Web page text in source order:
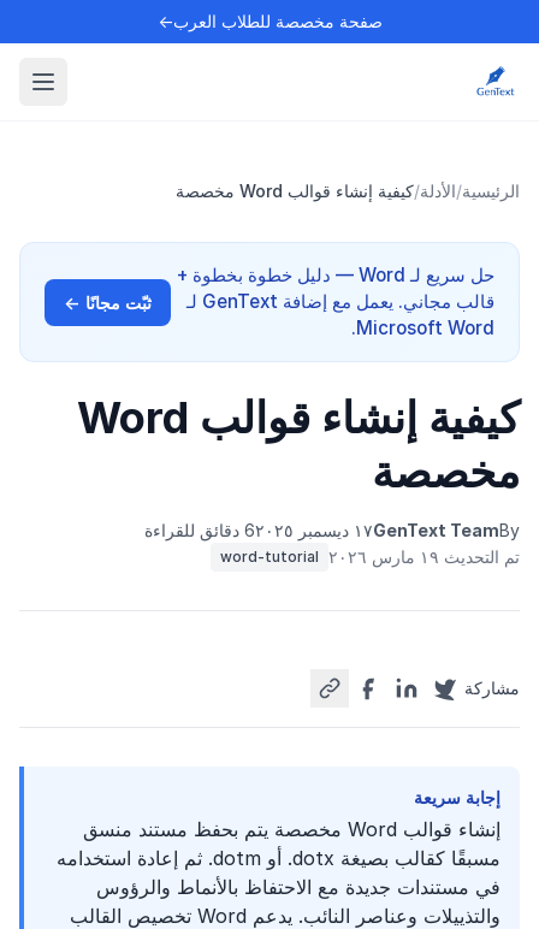
صفحة مخصصة للطلاب العرب←
الرئيسية/الأدلة/كيفية إنشاء قوالب Word مخصصة
حل سريع لـ Word — دليل خطوة بخطوة +
قالب مجاني. يعمل مع إضافة GenText لـ
Microsoft Word.
ثبّت مجانًا ←
كيفية إنشاء قوالب Word
مخصصة
By
GenText Team١٧ ديسمبر ٢٠٢٥
6 دقائق للقراءة
تم التحديث ١٩ مارس ٢٠٢٦
word-tutorial
مشاركة
إجابة سريعة
إنشاء قوالب Word مخصصة يتم بحفظ مستند منسق
مسبقًا كقالب بصيغة ‎.dotx‎ أو ‎.dotm‎ ثم إعادة استخدامه
في مستندات جديدة مع الاحتفاظ بالأنماط والرؤوس
والتذييلات وعناصر النائب. يدعم Word تخصيص القالب